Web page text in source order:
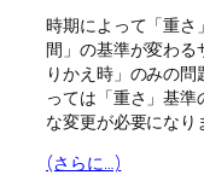
時期によって「重
間」の基準が変わる
りかえ時」のみの
っては「重さ」基
な変更が必要になり
(さらに…)